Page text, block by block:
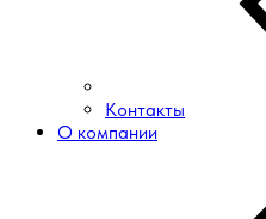
Контакты
О компании